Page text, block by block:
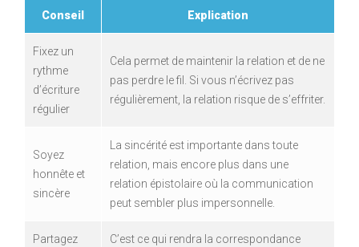
Conseil Explication
Fixez un
rythme
d’écriture
régulier
Cela permet de maintenir la relation et de ne
pas perdre le fil. Si vous n’écrivez pas
régulièrement, la relation risque de s’effriter.
Soyez
honnête et
sincère
La sincérité est importante dans toute
relation, mais encore plus dans une
relation épistolaire où la communication
peut sembler plus impersonnelle.
Partagez
C’est ce qui rendra la correspondance